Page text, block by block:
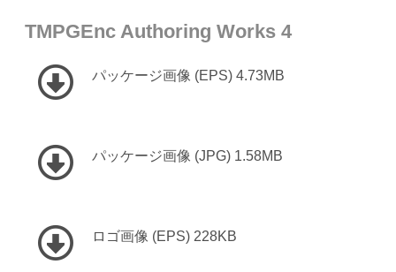
TMPGEnc Authoring Works 4
パッケージ画像 (EPS) 4.73MB
パッケージ画像 (JPG) 1.58MB
ロゴ画像 (EPS) 228KB